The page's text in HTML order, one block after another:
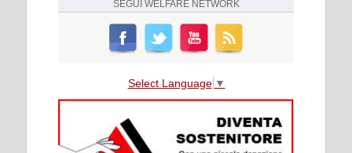
SEGUI WELFARE NETWORK
Select Language ▼